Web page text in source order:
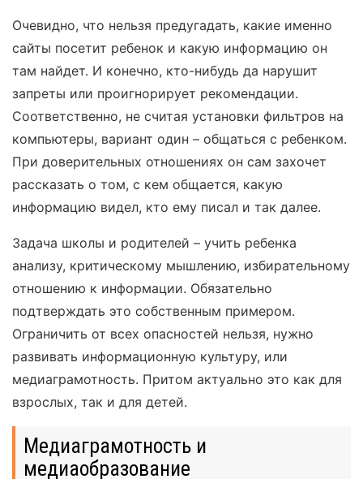
Очевидно, что нельзя предугадать, какие именно
сайты посетит ребенок и какую информацию он
там найдет. И конечно, кто-нибудь да нарушит
запреты или проигнорирует рекомендации.
Соответственно, не считая установки фильтров на
компьютеры, вариант один – общаться с ребенком.
При доверительных отношениях он сам захочет
рассказать о том, с кем общается, какую
информацию видел, кто ему писал и так далее.
Задача школы и родителей – учить ребенка
анализу, критическому мышлению, избирательному
отношению к информации. Обязательно
подтверждать это собственным примером.
Ограничить от всех опасностей нельзя, нужно
развивать информационную культуру, или
медиаграмотность. Притом актуально это как для
взрослых, так и для детей.
Медиаграмотность и
медиаобразование